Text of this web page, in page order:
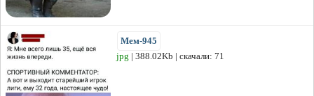
Мем-945
jpg | 388.02Kb | скачали: 71